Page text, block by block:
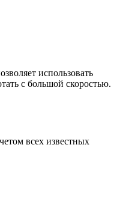
использовать
с большой скоростью.
всех известных